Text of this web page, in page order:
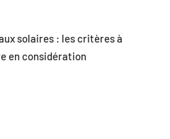
solaires : les critères à
en considération